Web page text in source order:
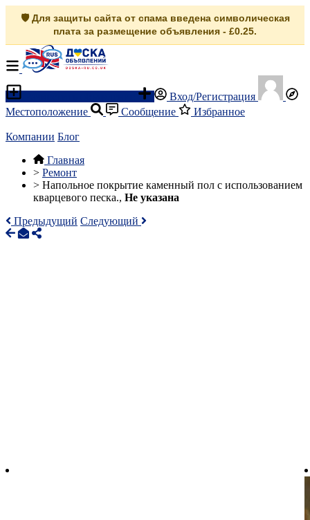
🛡️ Для защиты сайта от спама введена символическая
плата за размещение объявления - £0.25.
Вход/Регистрация
Местоположение
Сообщение Избранное
Компании Блог
Главная
> Ремонт
> Напольное покрытие каменный пол с использованием
кварцевого песка., Не указана
Предыдущий Следующий